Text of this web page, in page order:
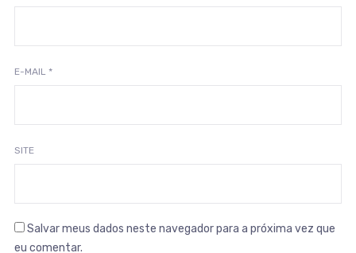
E-MAIL *
SITE
Salvar meus dados neste navegador para a próxima vez que
eu comentar.